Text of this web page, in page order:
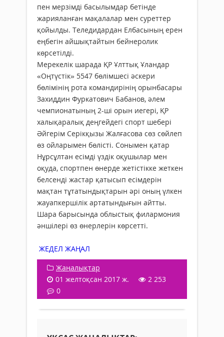
пен мерзімді басылымдар бетінде
жарияланған мақалалар мен суреттер
қойылды. Теледидардан Елбасының ерен
еңбегін айшықтайтын бейнеролик
көрсетілді.
Мерекелік шарада ҚР Ұлттық Ұландар
«Оңтүстік» 5547 бөлімшесі әскери
бөлімінің рота командирінің орынбасары
Захиддин Фуркатович Бабанов, әлем
чемпионатының 2-ші орын иегері, ҚР
халықаралық деңгейдегі спорт шебері
Әйгерім Серікқызы Жалғасова сөз сөйлеп
өз ойларымен бөлісті. Сонымен қатар
Нұрсұлтан есімді үздік оқушылар мен
оқуда, спортпен өнерде жетістікке жеткен
белсенді жастар қатысып есімдерін
мақтан тұтатындықтарын әрі оның үлкен
жауапкершілік артатындығын айтты.
Шара барысында облыстық филармония
әншілері өз өнерлерін көрсетті.
ЖЕДЕЛ ЖАҢАЛ
Жаңалықтар
01 желтоқсан 2017 ж.
2 253
0